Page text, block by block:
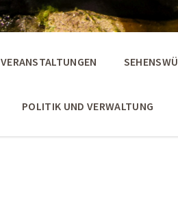
VERANSTALTUNGEN
POLITIK UND VERWALTUNG